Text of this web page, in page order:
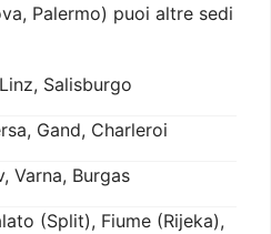
Palermo) puoi altre sedi
Salisburgo
Gand, Charleroi
Varna, Burgas
(Split), Fiume (Rijeka),